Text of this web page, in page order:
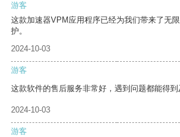
游客
这款加速器VPM应用程序已经为我们带来了无
护。
2024-10-03
游客
这款软件的售后服务非常好，遇到问题都能得到
2024-10-03
游客